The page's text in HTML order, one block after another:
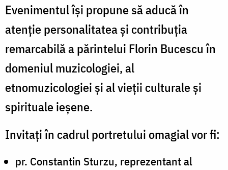
Evenimentul își propune să aducă în
atenție personalitatea și contribuția
remarcabilă a părintelui Florin Bucescu în
domeniul muzicologiei, al
etnomuzicologiei și al vieții culturale și
spirituale ieșene.
Invitați în cadrul portretului omagial vor fi:
pr. Constantin Sturzu, reprezentant al